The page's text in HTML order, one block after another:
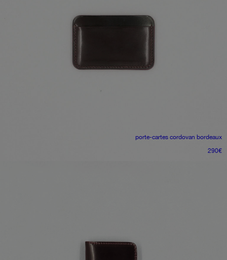
porte-cartes cordovan bordeaux
290€